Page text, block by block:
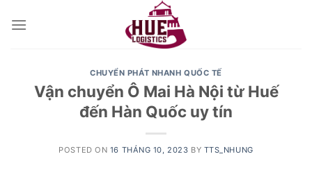
CHUYỂN PHÁT NHANH QUỐC TẾ
Vận chuyển Ô Mai Hà Nội từ Huế
đến Hàn Quốc uy tín
POSTED ON 16 THÁNG 10, 2023 BY TTS_NHUNG